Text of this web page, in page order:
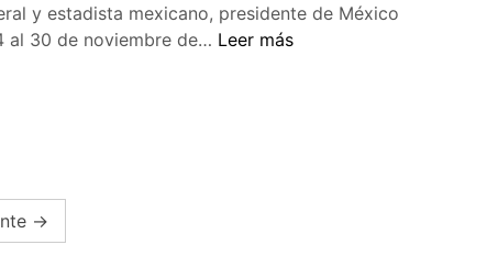
y estadista mexicano, presidente de México
al 30 de noviembre de… 50
Leer más
→